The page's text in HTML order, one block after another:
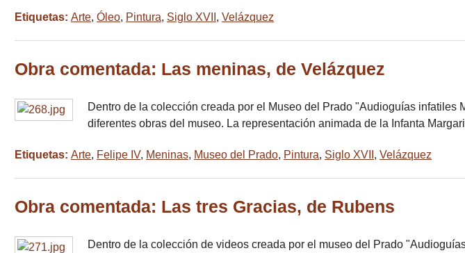
Etiquetas: Arte, Óleo, Pintura, Siglo XVII , Velázquez
Obra comentada: Las meninas, de Velázquez
Dentro de la colección creada por el Museo del Prado "Audioguías
diferentes obras del museo. La representación animada de la Infanta
Etiquetas: Arte, Felipe IV, Meninas, Museo del Prado, Pintura, Siglo XVII , Velázquez
Obra comentada: Las tres Gracias, de Rubens
Dentro de la colección de videos creada por el museo del Prado